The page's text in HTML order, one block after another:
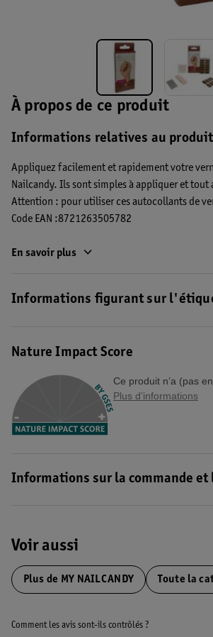
À propos de ce produit
Informations relatives au produit
Appliquez facilement et rapidement votre
Nailcandy. Ils sont simples à appliquer et tout
Attention : pour utiliser ces autocollants de
Code EAN :8721263505782
En savoir plus
Informations figurant sur
Nature Impact Score
Ce produit n’a (pas
Plus d’informations
Informations sur la commande
Voir aussi
Plus de MY NAILCANDY Toute la
Comment les avis sont-ils contrôlés ?